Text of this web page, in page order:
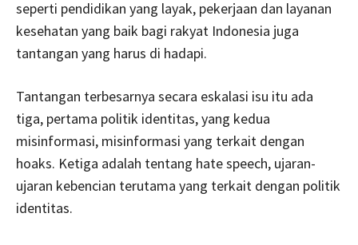
seperti pendidikan yang layak, pekerjaan dan layanan
kesehatan yang baik bagi rakyat Indonesia juga
tantangan yang harus di hadapi.
Tantangan terbesarnya secara eskalasi isu itu ada
tiga, pertama politik identitas, yang kedua
misinformasi, misinformasi yang terkait dengan
hoaks. Ketiga adalah tentang hate speech, ujaran-
ujaran kebencian terutama yang terkait dengan politik
identitas.